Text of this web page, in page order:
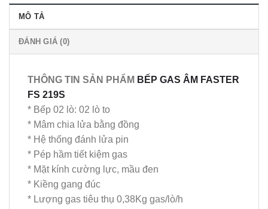
MÔ TẢ
ĐÁNH GIÁ (0)
THÔNG TIN SẢN PHẨM BẾP GAS ÂM FASTER
FS 219S
* Bếp 02 lò: 02 lò to
* Mâm chia lửa bằng đồng
* Hệ thống đánh lửa pin
* Pép hầm tiết kiệm gas
* Mặt kính cường lực, mầu đen
* Kiềng gang đúc
* Lượng gas tiêu thụ 0,38Kg gas/lò/h